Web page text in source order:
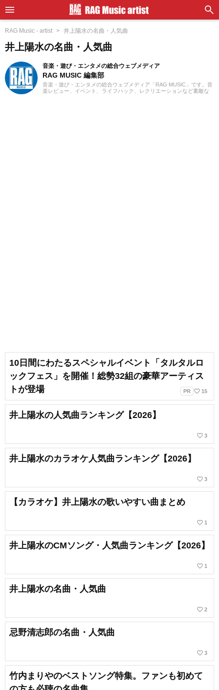
RAG Music - artist 井上陽水の名曲・人気曲
井上陽水の名曲・人気曲
音楽・遊び・エンタメの総合ウェブメディア
RAG MUSIC 編集部
音楽・遊び・エンタメの総合ウェブメディア「RAG MUSIC」です。音
楽レビュー、イベント、ライフハック、レクリエーションなど素敵な
10日間にわたるスペシャルイベント「タルタルロ
ックフェス」を開催！総勢32組の豪華アーティス
トが登場
PR favorite_border 15
井上陽水の人気曲ランキング【2026】
favorite_border 3
井上陽水のカラオケ人気曲ランキング【2026】
favorite_border 3
【カラオケ】井上陽水の歌いやすい曲まとめ
favorite_border 1
井上陽水のCMソング・人気曲ランキング【2026】
favorite_border 1
井上陽水の名曲・人気曲
favorite_border 2
忌野清志郎の名曲・人気曲
favorite_border 3
竹内まりやのベストソング特集。ファンも初めて